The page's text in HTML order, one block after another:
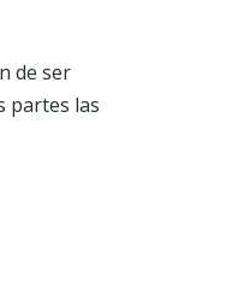
de ser
partes las